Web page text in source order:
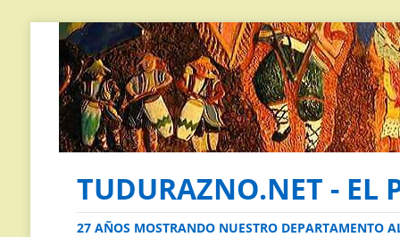
TUDURAZNO.NET - EL
27 AÑOS MOSTRANDO NUESTRO DEPARTAMENTO